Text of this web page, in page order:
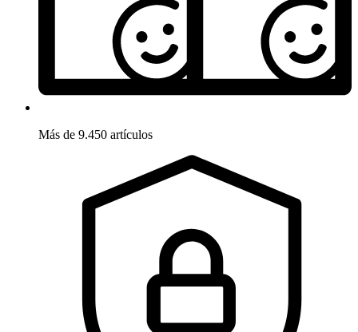
Más de 9.450 artículos